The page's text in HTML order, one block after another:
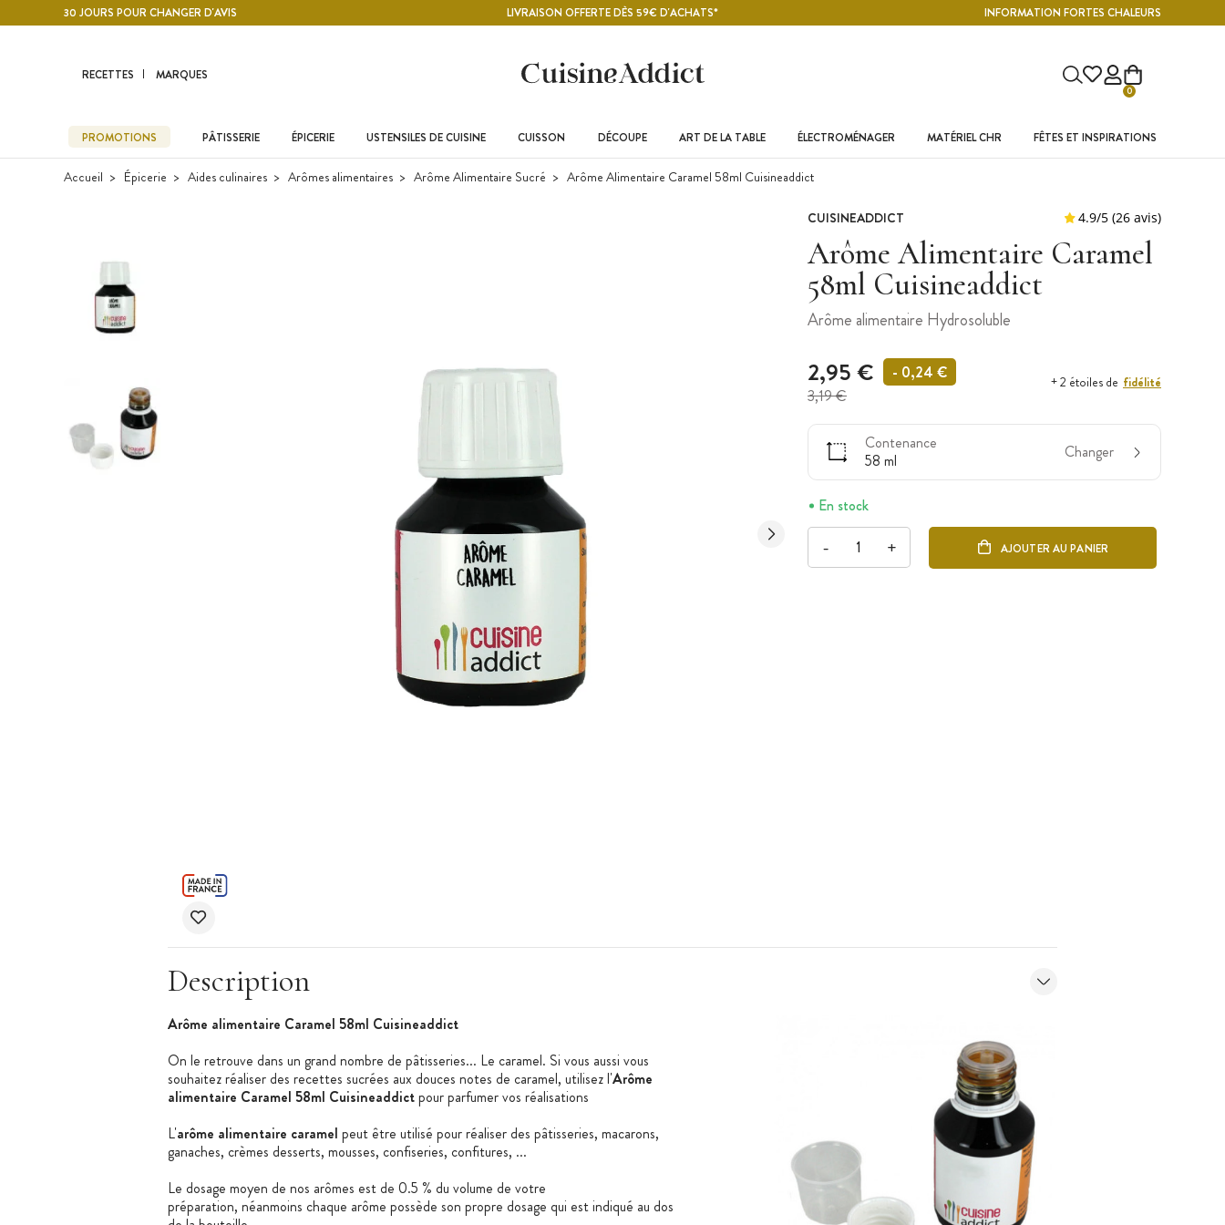
Contenu principal30 JOURS POUR CHANGER D'AVIS LIVRAISON OFFERTE DÈS 59€ D'ACHATS* INFORMATION FORTES CHALEURS
RECETTES MARQUES
0
PROMOTIONS PÂTISSERIE ÉPICERIE USTENSILES DE CUISINE CUISSON DÉCOUPE ART DE LA TABLE ÉLECTROMÉNAGER MATÉRIEL CHR FÊTES ET INSPIRATIONS
Accueil Épicerie Aides culinaires Arômes alimentaires Arôme Alimentaire Sucré Arôme Alimentaire Caramel 58ml Cuisineaddict
CUISINEADDICT
Arôme Alimentaire Caramel
58ml Cuisineaddict
Arôme alimentaire Hydrosoluble
2,95 €
3,19 €
- 0,24 € + 2 étoiles de fidélité
Contenance
58 ml
Changer
En stock
- + AJOUTER AU PANIER
Description
Arôme alimentaire Caramel 58ml Cuisineaddict
On le retrouve dans un grand nombre de pâtisseries... Le caramel. Si vous aussi vous
souhaitez réaliser des recettes sucrées aux douces notes de caramel, utilisez l'Arôme
alimentaire Caramel 58ml Cuisineaddictpour parfumer vos réalisations
L'arôme alimentaire caramel peut être utilisé pour réaliser des pâtisseries, macarons,
ganaches, crèmes desserts, mousses, confiseries, confitures, ...
Le dosage moyen de nos arômes est de 0.5 % du volume de votre
préparation, néanmoins chaque arôme possède son propre dosage qui est indiqué au dos